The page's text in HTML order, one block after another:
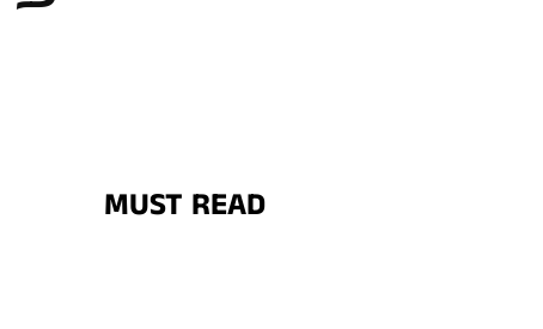
MUST READ